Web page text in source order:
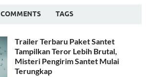
COMMENTS TAGS
Trailer Terbaru Paket Santet
Tampilkan Teror Lebih Brutal,
Misteri Pengirim Santet Mulai
Terungkap